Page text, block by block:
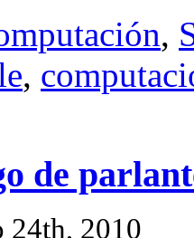
,
,
de
24th, 2010